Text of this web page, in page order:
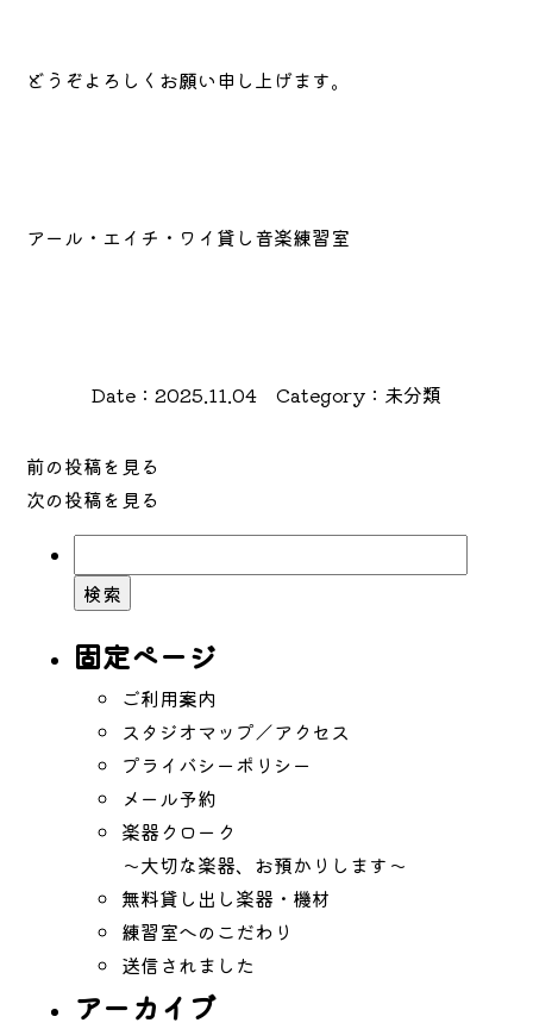
どうぞよろしくお願い申し上げます。
アール・エイチ・ワイ貸し音楽練習室
Date：2025.11.04 Category：未分類
前の投稿を見る
次の投稿を見る
索:
固定ページ
ご利用案内
スタジオマップ／アクセス
プライバシーポリシー
メール予約
楽器クローク
〜大切な楽器、お預かりします〜
無料貸し出し楽器・機材
練習室へのこだわり
送信されました
アーカイブ